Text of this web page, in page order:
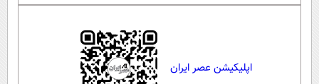
اپلیکیشن عصر ایران